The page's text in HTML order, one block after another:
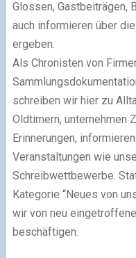
Glossen, Gastbeiträgen,
auch informieren über
ergeben.
Als Chronisten von
schreiben wir hier zu
Oldtimern, unternehmen
Erinnerungen,
Veranstaltungen wie
Schreibwettbewerbe.
Kategorie “Neues von
wir von neu
beschäftigen.